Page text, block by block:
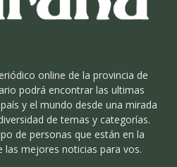
online de la provincia de
podrá encontrar las ultimas
y el mundo desde una mirada
de temas y categorías.
de personas que están en la
las mejores noticias para vos.